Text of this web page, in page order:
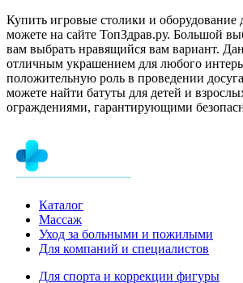
Купить игровые столики и
можете на сайте ТопЗдрав.ру. Большой
вам выбрать нравящийся вам вариант.
отличным украшением для любого
положительную роль в проведении
можете найти батуты для детей и
ограждениями, гарантирующими
Каталог
Массаж
Уход за больными и пожилыми
Для компаний и специалистов
Для спорта и коррекции фигуры